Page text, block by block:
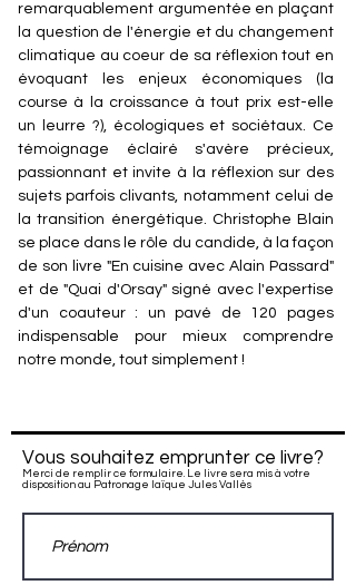
remarquablement argumentée en plaçant
la question de l'énergie et du changement
climatique au coeur de sa réflexion tout en
évoquant les enjeux économiques (la
course à la croissance à tout prix est-elle
un leurre ?), écologiques et sociétaux. Ce
témoignage éclairé s'avère précieux,
passionnant et invite à la réflexion sur des
sujets parfois clivants, notamment celui de
la transition énergétique. Christophe Blain
se place dans le rôle du candide, à la façon
de son livre "En cuisine avec Alain Passard"
et de "Quai d'Orsay" signé avec l'expertise
d'un coauteur : un pavé de 120 pages
indispensable pour mieux comprendre
notre monde, tout simplement !
Vous souhaitez emprunter ce livre?
Merci de remplir ce formulaire. Le livre sera mis à votre
disposition au Patronage laïque Jules Vallès